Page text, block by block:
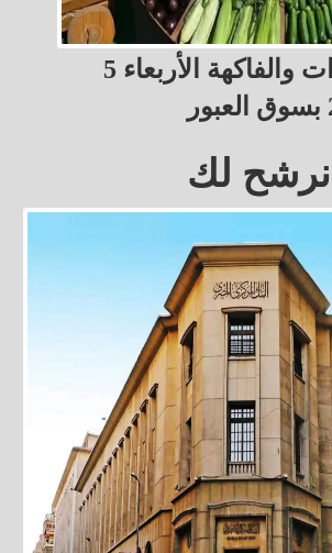
أسعار الخضروات والفاكهة الأربعاء 5
نرشح لك